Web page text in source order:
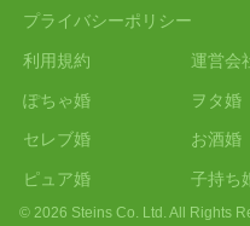
プライバシーポリシー
利用規約 運営会
ぽちゃ婚 ヲタ婚
セレブ婚 お酒婚
ピュア婚 子持ち
© 2026 Steins Co. Ltd. All Rights